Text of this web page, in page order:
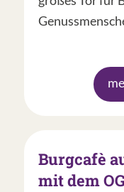
Burgcafè
mit dem